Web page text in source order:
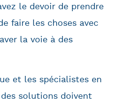
le devoir de prendre
faire les choses avec
la voie à des
et les spécialistes en
solutions doivent